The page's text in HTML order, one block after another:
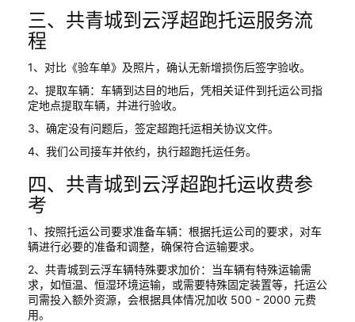
三、共青城到云浮超跑托运服务流
程
1、对比《验车单》及照片，确认无新增损伤后签字验收。
2、提取车辆：车辆到达目的地后，凭相关证件到托运公司指
定地点提取车辆，并进行验收。
3、确定没有问题后，签定超跑托运相关协议文件。
4、我们公司接车并依约，执行超跑托运任务。
四、共青城到云浮超跑托运收费参
考
1、按照托运公司要求准备车辆：根据托运公司的要求，对车
辆进行必要的准备和调整，确保符合运输要求。
2、共青城到云浮车辆特殊要求加价：当车辆有特殊运输需
求，如恒温、恒湿环境运输，或需要特殊固定装置等，托运公
司需投入额外资源，会根据具体情况加收 500 - 2000 元费
用。